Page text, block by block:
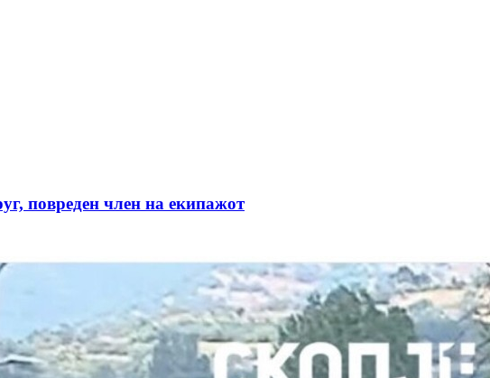
член на екипажот